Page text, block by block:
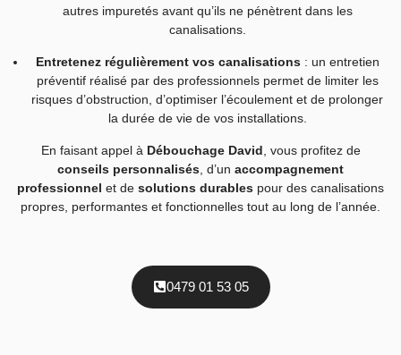
autres impuretés avant qu’ils ne pénètrent dans les
canalisations.
Entretenez régulièrement vos canalisations: un entretien
préventif réalisé par des professionnels permet de limiter les
risques d’obstruction, d’optimiser l’écoulement et de prolonger
la durée de vie de vos installations.
En faisant appel à Débouchage David , vous profitez de
conseils personnalisés , d’un accompagnement
professionnel et de solutions durables pour des canalisations
propres, performantes et fonctionnelles tout au long de l’année.
0479 01 53 05